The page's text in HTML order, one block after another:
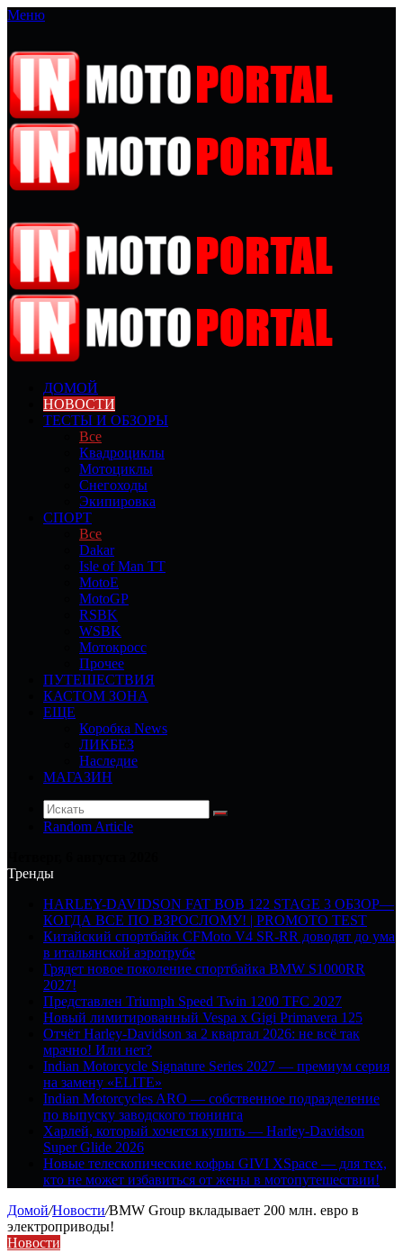
Меню
ДОМОЙ
НОВОСТИ
ТЕСТЫ И ОБЗОРЫ
Все
Квадроциклы
Мотоциклы
Снегоходы
Экипировка
СПОРТ
Все
Dakar
Isle of Man TT
MotoE
MotoGP
RSBK
WSBK
Мотокросс
Прочее
ПУТЕШЕСТВИЯ
КАСТОМ ЗОНА
ЕЩЕ
Коробка News
ЛИКБЕЗ
Наследие
МАГАЗИН
Random Article
Тренды
HARLEY-DAVIDSON FAT BOB 122 STAGE 3 ОБЗОР—
КОГДА ВСЕ ПО ВЗРОСЛОМУ! | PROMOTO TEST
Китайский спортбайк CFMoto V4 SR-RR доводят до ума
в итальянской аэротрубе
Грядет новое поколение спортбайка BMW S1000RR
2027!
Представлен Triumph Speed Twin 1200 TFC 2027
Новый лимитированный Vespa x Gigi Primavera 125
Отчёт Harley-Davidson за 2 квартал 2026: не всё так
мрачно! Или нет?
Indian Motorcycle Signature Series 2027 — премиум серия
на замену «ELITE»
Indian Motorcycles ARO — собственное подразделение
по выпуску заводского тюнинга
Харлей, который хочется купить — Harley-Davidson
Super Glide 2026
Новые телескопические кофры GIVI XSpace — для тех,
кто не может избавиться от жены в мотопутешествии!
Домой/Новости/BMW Group вкладывает 200 млн. евро в
электроприводы!
Новости